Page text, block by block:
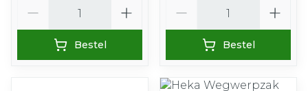
Bestel Bestel